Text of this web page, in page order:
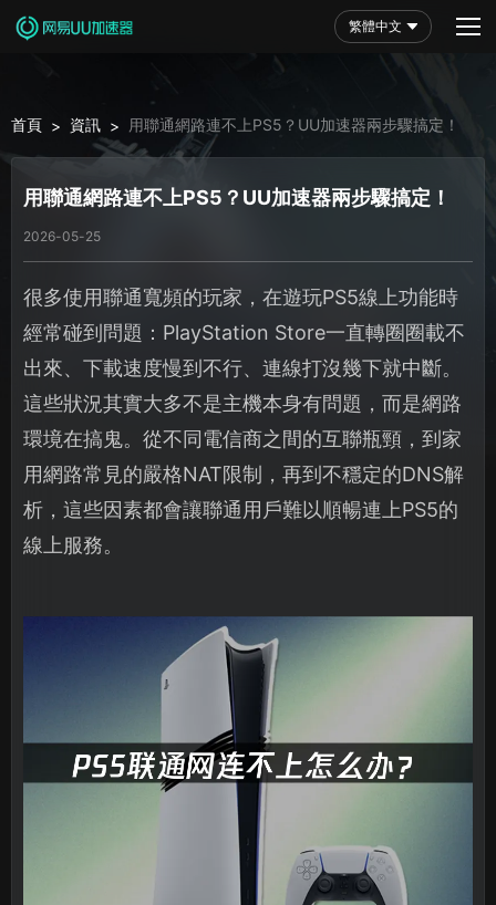
繁體中文
首頁 > 資訊 > 用聯通網路連不上PS5？UU加速器兩步驟搞定！
用聯通網路連不上PS5？UU加速器兩步驟搞定！
2026-05-25
很多使用聯通寬頻的玩家，在遊玩PS5線上功能時
經常碰到問題：PlayStation Store一直轉圈圈載不
出來、下載速度慢到不行、連線打沒幾下就中斷。
這些狀況其實大多不是主機本身有問題，而是網路
環境在搞鬼。從不同電信商之間的互聯瓶頸，到家
用網路常見的嚴格NAT限制，再到不穩定的DNS解
析，這些因素都會讓聯通用戶難以順暢連上PS5的
線上服務。